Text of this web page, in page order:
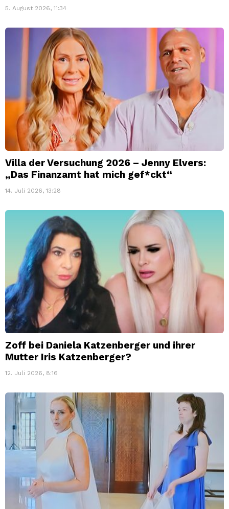
5. August 2026, 11:34
Villa der Versuchung 2026 – Jenny Elvers:
„Das Finanzamt hat mich gef*ckt“
14. Juli 2026, 13:28
Zoff bei Daniela Katzenberger und ihrer
Mutter Iris Katzenberger?
12. Juli 2026, 8:16